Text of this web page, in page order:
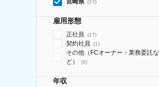
宮崎県 (17)
雇用形態
正社員 (17)
契約社員 (1)
その他（FCオーナー・業務委託な
ど）
(0)
年収